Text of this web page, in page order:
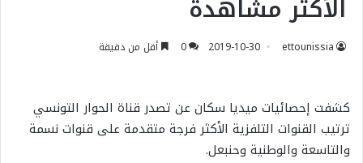
الأكثر مشاهدة
ettounissia
2019-10-30
0 أقل من دقيقة
كشفت إحصائيات ميديا سكان عن تصدر قناة الحوار التونسي
ترتيب القنوات التلفزية الأكثر فرجة متقدمة على قنوات نسمة
والتاسعة والوطنية وحنبعل.